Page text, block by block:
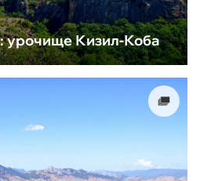
урочище Кизил-Коба